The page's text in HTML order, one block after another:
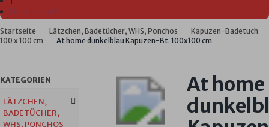
Startseite Lätzchen, Badetücher, WHS, Ponchos
Kapuzen-Badetuch
100 x 100 cm
At home dunkelblau Kapuzen-Bt. 100x100 cm
KATEGORIEN
LÄTZCHEN,
BADETÜCHER,
WHS, PONCHOS
At home